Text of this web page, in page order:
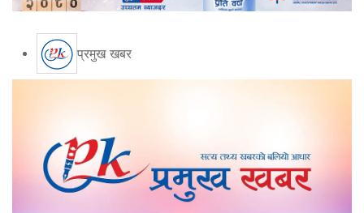
प्रमुख खबर